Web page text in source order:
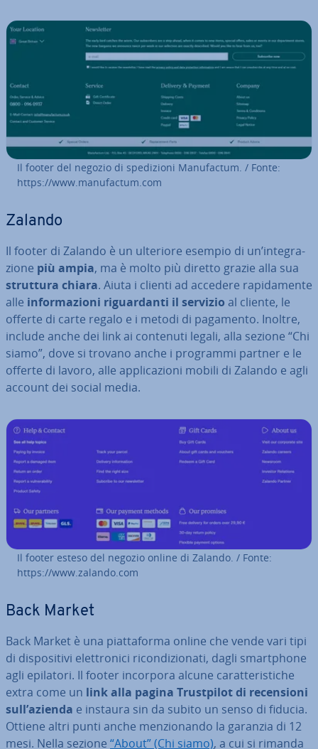
Il footer del negozio di spe­di­zio­ni Ma­nu­fac­tum. / Fonte:
https://www.ma­nu­fac­tum.com
Zalando
Il footer di Zalando è un ulteriore esempio di un’in­te­gra­
zio­ne più ampia, ma è molto più diretto grazie alla sua
struttura chiara. Aiuta i clienti ad accedere ra­pi­da­men­te
alle in­for­ma­zio­ni ri­guar­dan­ti il servizio al cliente, le
offerte di carte regalo e i metodi di pagamento. Inoltre,
include anche dei link ai contenuti legali, alla sezione “Chi
siamo”, dove si trovano anche i programmi partner e le
offerte di lavoro, alle ap­pli­ca­zio­ni mobili di Zalando e agli
account dei social media.
Il footer esteso del negozio online di Zalando. / Fonte:
https://www.zalando.com
Back Market
Back Market è una piat­ta­for­ma online che vende vari tipi
di di­spo­si­ti­vi elet­tro­ni­ci ri­con­di­zio­na­ti, dagli smart­pho­ne
agli epilatori. Il footer incorpora alcune ca­rat­te­ri­sti­che
extra come un link alla pagina Trust­pi­lot di re­cen­sio­ni
sull’azienda e instaura sin da subito un senso di fiducia.
Ottiene altri punti anche men­zio­nan­do la garanzia di 12
mesi. Nella sezione “About” (Chi siamo), a cui si rimanda